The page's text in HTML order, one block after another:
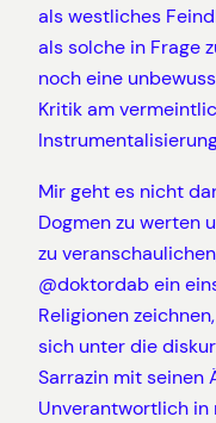
als westliches
als solche in Frage
noch eine
Kritik am
Mir geht es nicht
Dogmen zu werten
zu
@doktordab ein
Religionen
sich unter die
Sarrazin mit seinen
Unverantwortlich in